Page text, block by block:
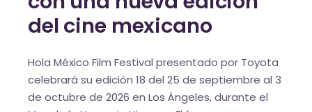
del cine mexicano
Hola México Film Festival presentado por Toyota
celebrará su edición 18 del 25 de septiembre al 3
de octubre de 2026 en Los Ángeles, durante el